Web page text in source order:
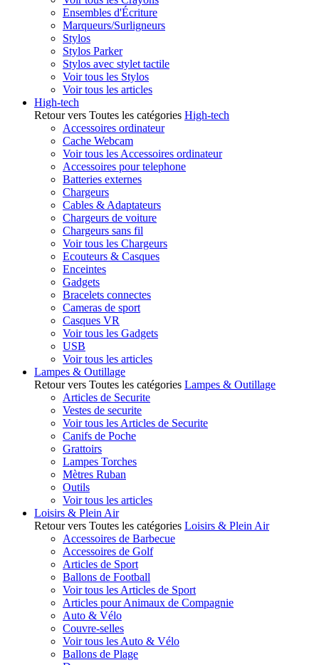
Ensembles d'Écriture
Marqueurs/Surligneurs
Stylos
Stylos Parker
Stylos avec stylet tactile
Voir tous les Stylos
Voir tous les articles
High-tech
Retour vers Toutes les catégories High-tech
Accessoires ordinateur
Cache Webcam
Voir tous les Accessoires ordinateur
Accessoires pour telephone
Batteries externes
Chargeurs
Cables & Adaptateurs
Chargeurs de voiture
Chargeurs sans fil
Voir tous les Chargeurs
Ecouteurs & Casques
Enceintes
Gadgets
Bracelets connectes
Cameras de sport
Casques VR
Voir tous les Gadgets
USB
Voir tous les articles
Lampes & Outillage
Retour vers Toutes les catégories Lampes & Outillage
Articles de Securite
Vestes de securite
Voir tous les Articles de Securite
Canifs de Poche
Grattoirs
Lampes Torches
Mètres Ruban
Outils
Voir tous les articles
Loisirs & Plein Air
Retour vers Toutes les catégories Loisirs & Plein Air
Accessoires de Barbecue
Accessoires de Golf
Articles de Sport
Ballons de Football
Voir tous les Articles de Sport
Articles pour Animaux de Compagnie
Auto & Vélo
Couvre-selles
Voir tous les Auto & Vélo
Ballons de Plage